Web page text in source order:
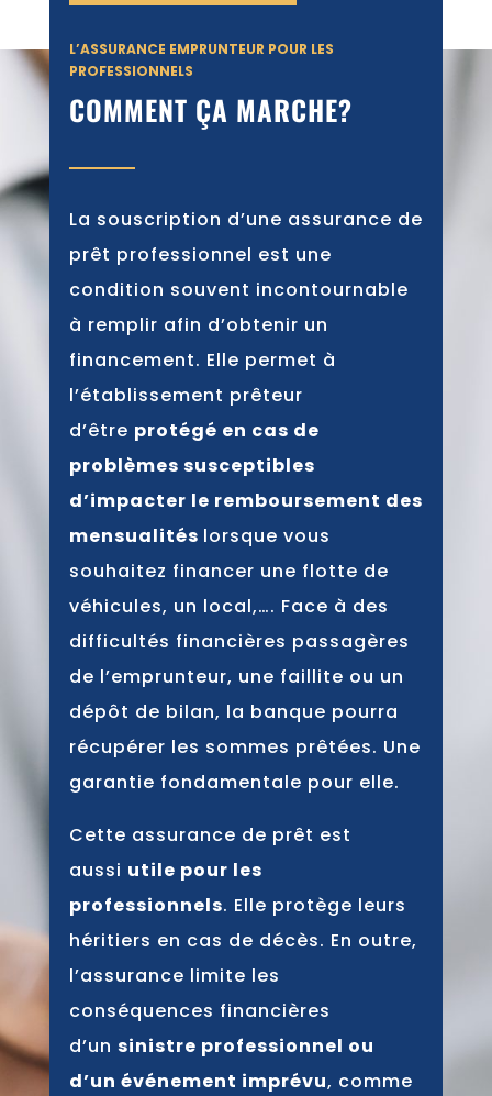
L’ASSURANCE EMPRUNTEUR POUR LES
PROFESSIONNELS
COMMENT ÇA MARCHE?
La souscription d’une assurance de
prêt professionnel est une
condition souvent incontournable
à remplir afin d’obtenir un
financement. Elle permet à
l’établissement prêteur
d’être protégé en cas de
problèmes susceptibles
d’impacter le remboursement des
mensualités lorsque vous
souhaitez financer une flotte de
véhicules, un local,…. Face à des
difficultés financières passagères
de l’emprunteur, une faillite ou un
dépôt de bilan, la banque pourra
récupérer les sommes prêtées. Une
garantie fondamentale pour elle.
Cette assurance de prêt est
aussi utile pour les
professionnels. Elle protège leurs
héritiers en cas de décès. En outre,
l’assurance limite les
conséquences financières
d’un sinistre professionnel ou
d’un événement imprévu, comme